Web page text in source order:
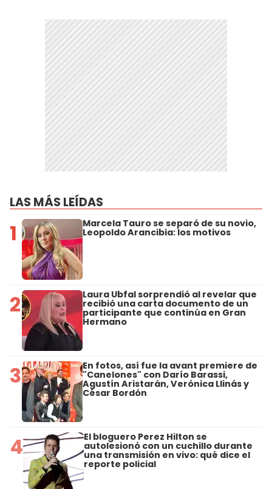
LAS MÁS LEÍDAS
1 Marcela Tauro se separó de su novio,
Leopoldo Arancibia: los motivos
2 Laura Ubfal sorprendió al revelar que
recibió una carta documento de un
participante que continúa en Gran
Hermano
3 En fotos, así fue la avant premiere de
"Canelones" con Darío Barassi,
Agustín Aristarán, Verónica Llinás y
César Bordón
4 El bloguero Perez Hilton se
autolesionó con un cuchillo durante
una transmisión en vivo: qué dice el
reporte policial